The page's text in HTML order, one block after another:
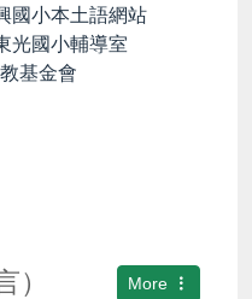
國小本土語網站
光國小輔導室
基金會
More
）